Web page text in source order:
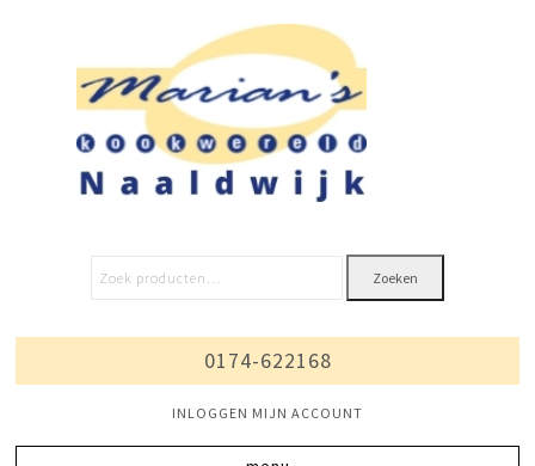
Zoeken
0174-622168
INLOGGEN MIJN ACCOUNT